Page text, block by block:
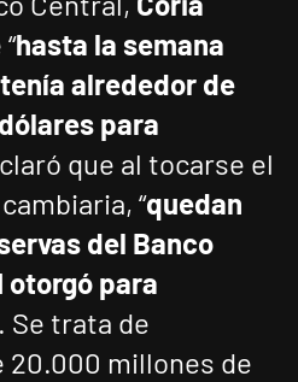
hasta la semana
alrededor de
para
que al tocarse el
“quedan
del Banco
otorgó para
Se trata de
20.000 millones de